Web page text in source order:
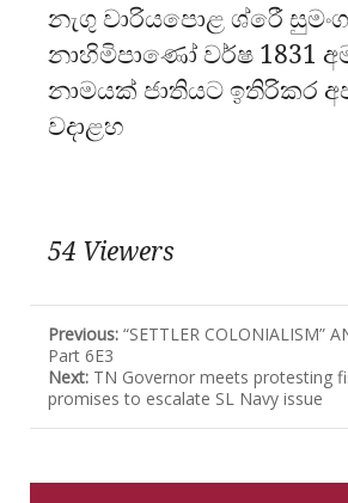
නැගු වාරියපොළ ශ්රීෙ
නාහිමිපාණෝ වර්ෂ 1831
නාමයක් ජාතියට ඉතිරිකර
වදාළහ
54 Viewers
Previous: “SETTLER COLONIALISM”
Part 6E3
Next: TN Governor meets protesting
promises to escalate SL Navy issue